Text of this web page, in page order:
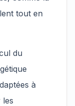
tout en
du
à
les